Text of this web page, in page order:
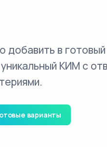
в готовый
КИМ с
варианты